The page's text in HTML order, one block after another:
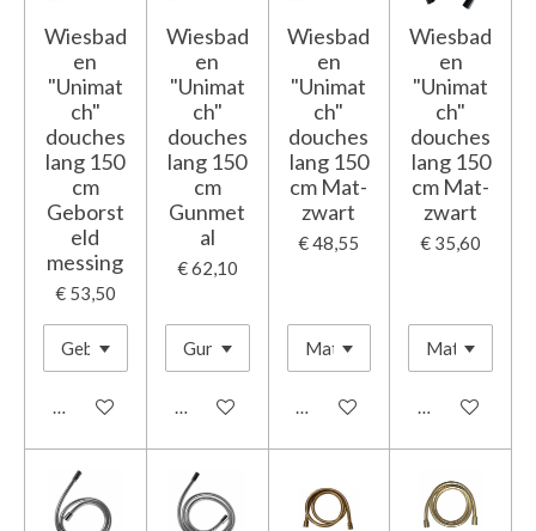
Wiesbad
en
"Unimat
ch"
douches
lang 150
cm
Geborst
eld
messing
€ 53,50
In winkelwagen
Wiesbad
en
"Unimat
ch"
douches
lang 150
cm
Gunmet
al
€ 62,10
In winkelwagen
Wiesbad
en
"Unimat
ch"
douches
lang 150
cm Mat-
zwart
€ 48,55
In winkelwagen
Wiesbad
en
"Unimat
ch"
douches
lang 150
cm Mat-
zwart
€ 35,60
In